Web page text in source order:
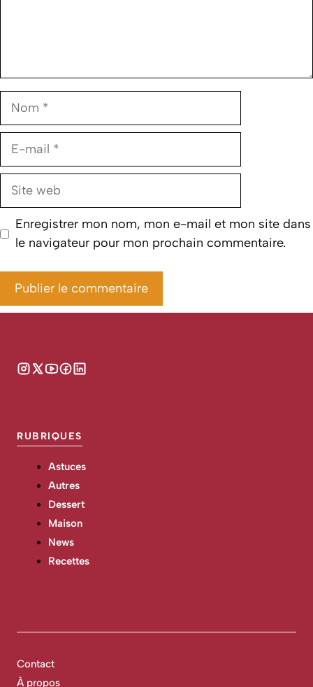
Nom
E-
Site
Enregistrer mon nom, mon e-mail et mon site dans
le navigateur pour mon prochain commentaire.
RUBRIQUES
Astuces
Autres
Dessert
Maison
News
Recettes
Contact
À propos